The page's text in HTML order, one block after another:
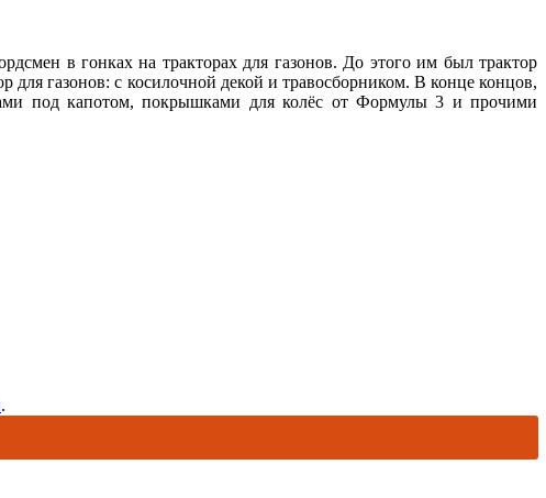
в гонках на тракторах для газонов. До этого им был трактор
газонов: с косилочной декой и травосборником. В конце концов,
под капотом, покрышками для колёс от Формулы 3 и прочими
.